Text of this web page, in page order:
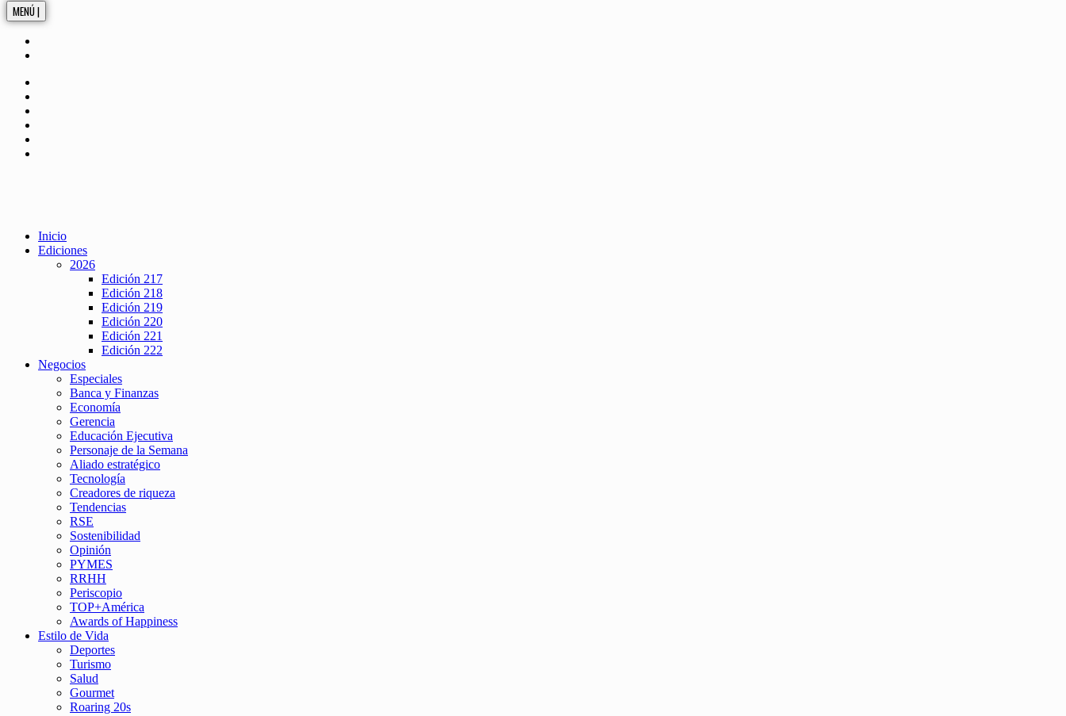
MENÚ |
Inicio
Ediciones
2026
Edición 217
Edición 218
Edición 219
Edición 220
Edición 221
Edición 222
Negocios
Especiales
Banca y Finanzas
Economía
Gerencia
Educación Ejecutiva
Personaje de la Semana
Aliado estratégico
Tecnología
Creadores de riqueza
Tendencias
RSE
Sostenibilidad
Opinión
PYMES
RRHH
Periscopio
TOP+América
Awards of Happiness
Estilo de Vida
Deportes
Turismo
Salud
Gourmet
Roaring 20s